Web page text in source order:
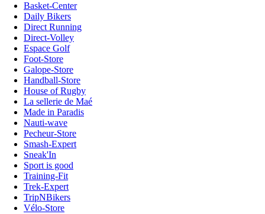
Basket-Center
Daily Bikers
Direct Running
Direct-Volley
Espace Golf
Foot-Store
Galope-Store
Handball-Store
House of Rugby
La sellerie de Maé
Made in Paradis
Nauti-wave
Pecheur-Store
Smash-Expert
Sneak'In
Sport is good
Training-Fit
Trek-Expert
TripNBikers
Vélo-Store